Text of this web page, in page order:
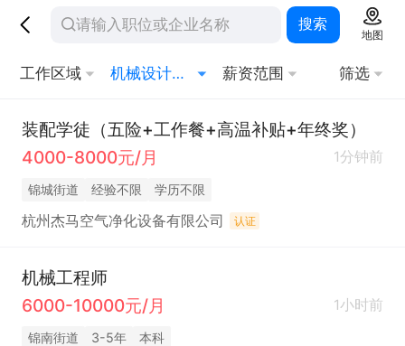
搜索
地图
工作区域 机械设计与制造 薪资范围 筛选
装配学徒（五险+工作餐+高温补贴+年终奖）
4000-8000元/月
1分钟前
锦城街道 经验不限 学历不限
杭州杰马空气净化设备有限公司 认证
机械工程师
6000-10000元/月
1小时前
锦南街道 3-5年 本科